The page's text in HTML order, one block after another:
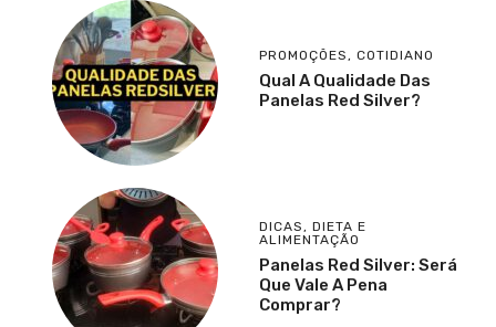
PROMOÇÕES, COTIDIANO
Qual A Qualidade Das
Panelas Red Silver?
DICAS, DIETA E
ALIMENTAÇÃO
Panelas Red Silver: Será
Que Vale A Pena
Comprar?